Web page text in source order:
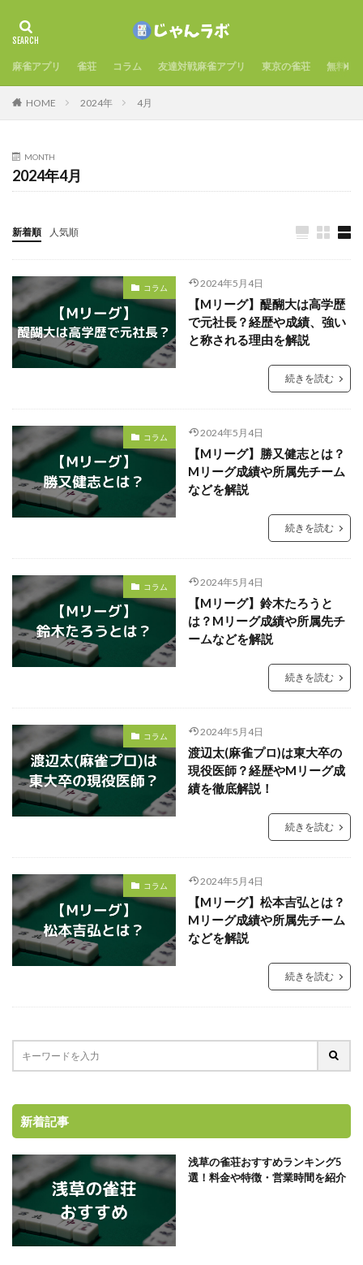
麻雀アプリ 雀荘 コラム 友達対戦麻雀アプリ 東京の雀荘 無料麻
HOME 2024年 4月
MONTH
2024年4月
新着順 人気順
コラム 2024年5月4日
【Mリーグ】醍醐大は高学歴
で元社長？経歴や成績、強い
と称される理由を解説
続きを読む
コラム 2024年5月4日
【Mリーグ】勝又健志とは？
Mリーグ成績や所属先チーム
などを解説
続きを読む
コラム 2024年5月4日
【Mリーグ】鈴木たろうと
は？Mリーグ成績や所属先チ
ームなどを解説
続きを読む
コラム 2024年5月4日
渡辺太(麻雀プロ)は東大卒の
現役医師？経歴やMリーグ成
績を徹底解説！
続きを読む
コラム 2024年5月4日
【Mリーグ】松本吉弘とは？
Mリーグ成績や所属先チーム
などを解説
続きを読む
新着記事
浅草の雀荘おすすめランキング5
選！料金や特徴・営業時間を紹介